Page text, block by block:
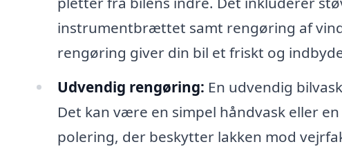
instrumentbrættet samt rengøring af
rengøring giver din bil et friskt og
Udvendig rengøring: En udvendig
Det kan være en simpel håndvask eller
polering, der beskytter lakken mod